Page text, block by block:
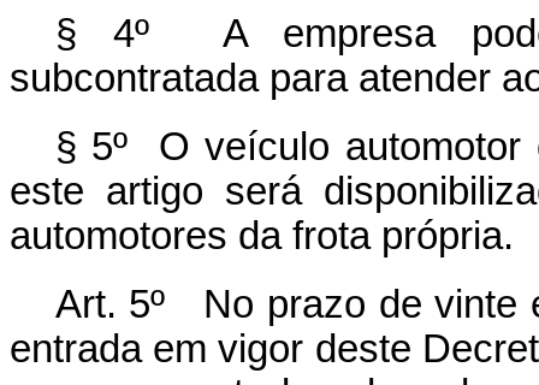
§ 4º A empresa
subcontratada para atender
§ 5º O veículo automotor
este artigo será
automotores da frota própria.
Art. 5º No prazo de vinte
entrada em vigor deste